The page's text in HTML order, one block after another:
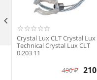
Crystal Lux CLT Crystal Lux
Technical Crystal Lux CLT
0.203 11
490₽ 210
